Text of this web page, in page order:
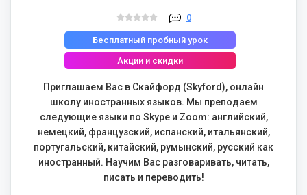
0
Бесплатный пробный урок
Акции и скидки
Приглашаем Вас в Скайфорд (Skyford), онлайн
школу иностранных языков. Мы преподаем
следующие языки по Skype и Zoom: английский,
немецкий, французский, испанский, итальянский,
португальский, китайский, румынский, русский как
иностранный. Научим Вас разговаривать, читать,
писать и переводить!